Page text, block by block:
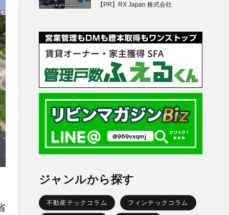
【PR】RX Japan 株式会社
ジャンルから探す
不動産テックコラム フィンテックコラム